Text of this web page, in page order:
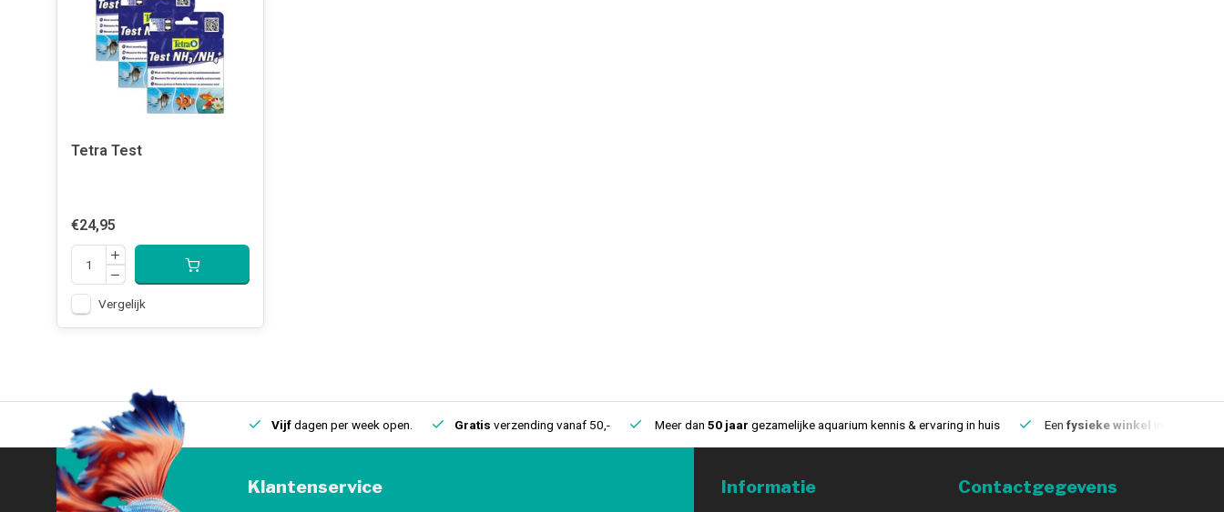
Tetra Test
€24,95
Vergelijk
Eenfysieke winkelin IJmuiden Vijfdagen per week open. Gratis verzending vanaf 50,- Meer dan 50 jaar gezamelijke aquarium kennis & ervaring in huis Een fysieke winkel
Klantenservice Informatie Contactgegevens